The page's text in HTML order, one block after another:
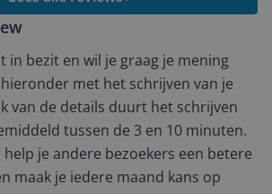
van de stofzuiger werken
Ze bieden handige
reinigingscycli die het
om de stofzuiger in te stellen en te
constant toezicht. Dit is vooral
met een drukke levensstijl.
van de Tapo RV30 over het
is, zou ik deze stofzuiger niet
vanwege het dweilen. Het
in bezit en wil je graag je mening
met het schrijven van je
van de details duurt het schrijven
tussen de 3 en 10 minuten.
je andere bezoekers een betere
maak je iedere maand kans op